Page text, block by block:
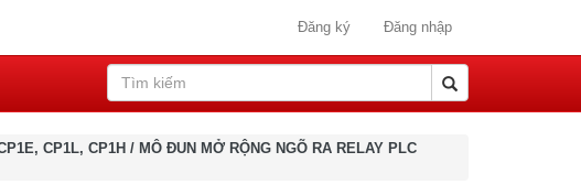
Đăng ký Đăng nhập
CP1L, CP1H / MÔ ĐUN MỞ RỘNG NGÕ RA RELAY PLC